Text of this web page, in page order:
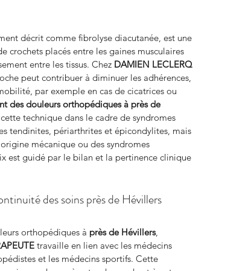
décrit comme fibrolyse diacutanée, est une
crochets placés entre les gaines musculaires
entre les tissus. Chez DAMIEN LECLERQ
peut contribuer à diminuer les adhérences,
par exemple en cas de cicatrices ou
des douleurs orthopédiques à près de
technique dans le cadre de syndromes
tendinites, périarthrites et épicondylites, mais
mécanique ou des syndromes
est guidé par le bilan et la pertinence clinique
des soins près de Hévillers
orthopédiques à près de Hévillers,
travaille en lien avec les médecins
et les médecins sportifs. Cette